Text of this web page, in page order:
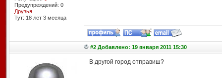
Предупреждений: 0
Друзья
Тут: 18 лет 3 месяцa
#2 Добавлено: 19 января 2011 15:30
В другой город отправиш?